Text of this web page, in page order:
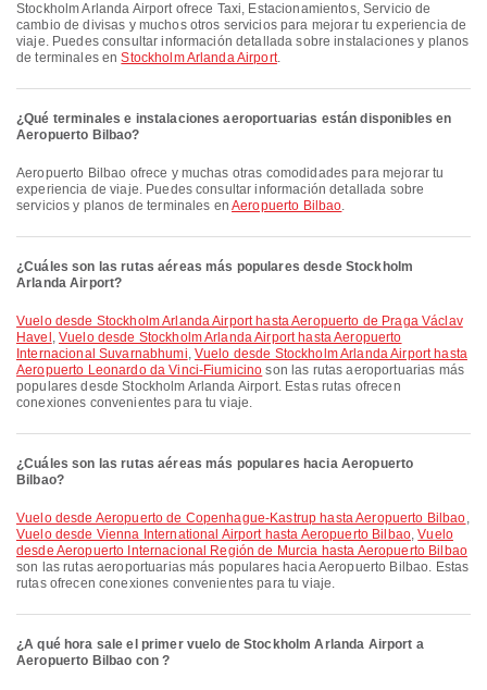
Stockholm Arlanda Airport ofrece Taxi, Estacionamientos, Servicio de
cambio de divisas y muchos otros servicios para mejorar tu experiencia de
viaje. Puedes consultar información detallada sobre instalaciones y planos
de terminales enStockholm Arlanda Airport.
¿Qué terminales e instalaciones aeroportuarias están disponibles en
Aeropuerto Bilbao?
Aeropuerto Bilbao ofrece y muchas otras comodidades para mejorar tu
experiencia de viaje. Puedes consultar información detallada sobre
servicios y planos de terminales enAeropuerto Bilbao.
¿Cuáles son las rutas aéreas más populares desde Stockholm
Arlanda Airport?
Vuelo desde Stockholm Arlanda Airport hasta Aeropuerto de Praga Václav
Havel , Vuelo desde Stockholm Arlanda Airport hasta Aeropuerto
Internacional Suvarnabhumi, Vuelo desde Stockholm Arlanda Airport hasta
Aeropuerto Leonardo da Vinci-Fiumicino son las rutas aeroportuarias más
populares desde Stockholm Arlanda Airport. Estas rutas ofrecen
conexiones convenientes para tu viaje.
¿Cuáles son las rutas aéreas más populares hacia Aeropuerto
Bilbao?
Vuelo desde Aeropuerto de Copenhague-Kastrup hasta Aeropuerto Bilbao,
Vuelo desde Vienna International Airport hasta Aeropuerto Bilbao,Vuelo
desde Aeropuerto Internacional Región de Murcia hasta Aeropuerto Bilbao
son las rutas aeroportuarias más populares hacia Aeropuerto Bilbao. Estas
rutas ofrecen conexiones convenientes para tu viaje.
¿A qué hora sale el primer vuelo de Stockholm Arlanda Airport a
Aeropuerto Bilbao con ?